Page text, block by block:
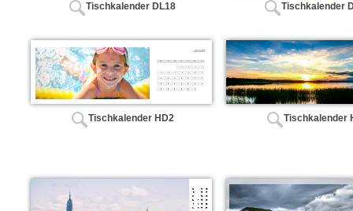
Tischkalender DL18 Tischkalender
Tischkalender HD2 Tischkalender